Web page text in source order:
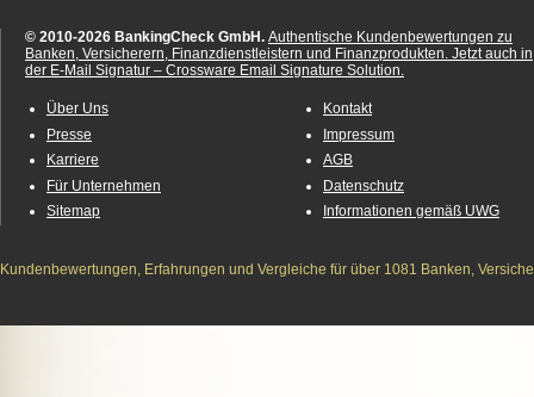
© 2010-2026 BankingCheck GmbH. Authentische Kundenbewertungen zu
Banken, Versicherern, Finanzdienstleistern und Finanzprodukten. Jetzt auch in
der E-Mail Signatur – Crossware Email Signature Solution.
Über Uns
Presse
Karriere
Für Unternehmen
Sitemap
Kontakt
Impressum
AGB
Datenschutz
Informationen gemäß UWG
Kundenbewertungen, Erfahrungen und Vergleiche für über 1081 Banken,